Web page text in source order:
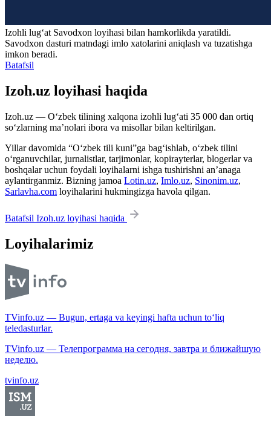
Izohli lugʻat Savodxon loyihasi bilan hamkorlikda yaratildi.
Savodxon dasturi matndagi imlo xatolarini aniqlash va tuzatishga
imkon beradi.
Batafsil
Izoh.uz loyihasi haqida
Izoh.uz — O‘zbek tilining xalqona izohli lug‘ati 35 000 dan ortiq
so‘zlarning ma’nolari ibora va misollar bilan keltirilgan.
Yillar davomida “O‘zbek tili kuni”ga bag‘ishlab, o‘zbek tilini
o‘rganuvchilar, jurnalistlar, tarjimonlar, kopirayterlar, blogerlar va
boshqalar uchun foydali loyihalarni ishga tushirishni an’anaga
aylantirganmiz. Bizning jamoa Lotin.uz, Imlo.uz, Sinonim.uz,
Sarlavha.com loyihalarini hukmingizga havola qilgan.
Batafsil Izoh.uz loyihasi haqida
Loyihalarimiz
TVinfo.uz — Bugun, ertaga va keyingi hafta uchun to‘liq
teledasturlar.
TVinfo.uz — Телепрограмма на сегодня, завтра и ближайшую
неделю.
tvinfo.uz